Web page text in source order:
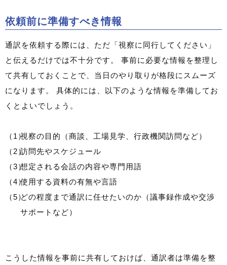
依頼前に準備すべき情報
通訳を依頼する際には、ただ「視察に同行してください」
と伝えるだけでは不十分です。 事前に必要な情報を整理し
て共有しておくことで、当日のやり取りが格段にスムーズ
になります。 具体的には、以下のような情報を準備してお
くとよいでしょう。
視察の目的（商談、工場見学、行政機関訪問など）
訪問先やスケジュール
想定される会話の内容や専門用語
使用する資料の有無や言語
どの程度まで通訳に任せたいのか（議事録作成や交渉
サポートなど）
こうした情報を事前に共有しておけば、通訳者は準備を整